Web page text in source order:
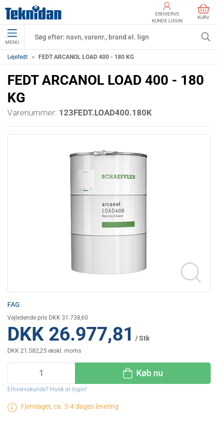
ERHVERVS
KUNDE LOGIN
KURV
MENU
Lejefedt FEDT ARCANOL LOAD 400 - 180 KG
FEDT ARCANOL LOAD 400 - 180
KG
Varenummer: 123FEDT.LOAD400.180K
FAG
Vejledende pris DKK 31.738,60
DKK 26.977,81 / Stk
DKK 21.582,25 ekskl. moms
Køb nu
Erhvervskunde? Husk at login!
Fjernlager, ca. 3-4 dages levering